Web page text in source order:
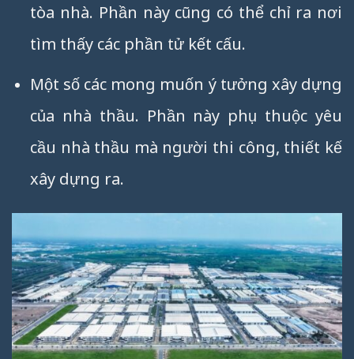
tòa nhà. Phần này cũng có thể chỉ ra nơi
tìm thấy các phần tử kết cấu.
Một số các mong muốn ý tưởng xây dựng
của nhà thầu. Phần này phụ thuộc yêu
cầu nhà thầu mà người thi công, thiết kế
xây dựng ra.